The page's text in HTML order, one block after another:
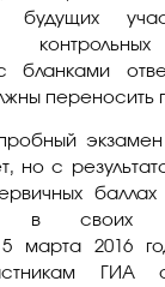
будущих
контрольных
бланками
переносить
но с
баллах
в своих
5 марта 2016
ГИА